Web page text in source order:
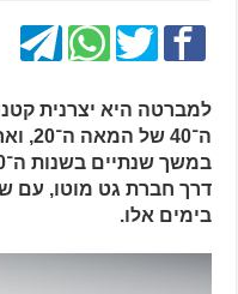
למברטה היא יצרנית
ה־40
דרך חברת גט מוטו, עם
בימים אלו.